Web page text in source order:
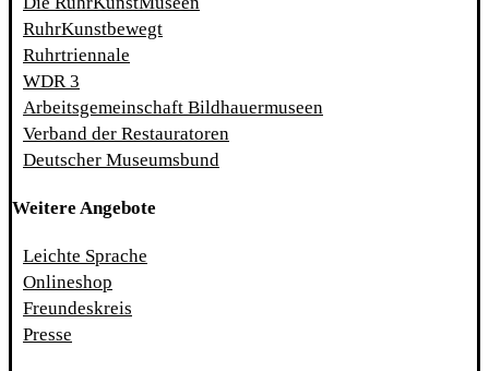
RuhrKunstbewegt
Ruhrtriennale
WDR 3
Arbeitsgemeinschaft Bildhauermuseen
Verband der Restauratoren
Deutscher Museumsbund
Weitere Angebote
Leichte Sprache
Onlineshop
Freundeskreis
Presse